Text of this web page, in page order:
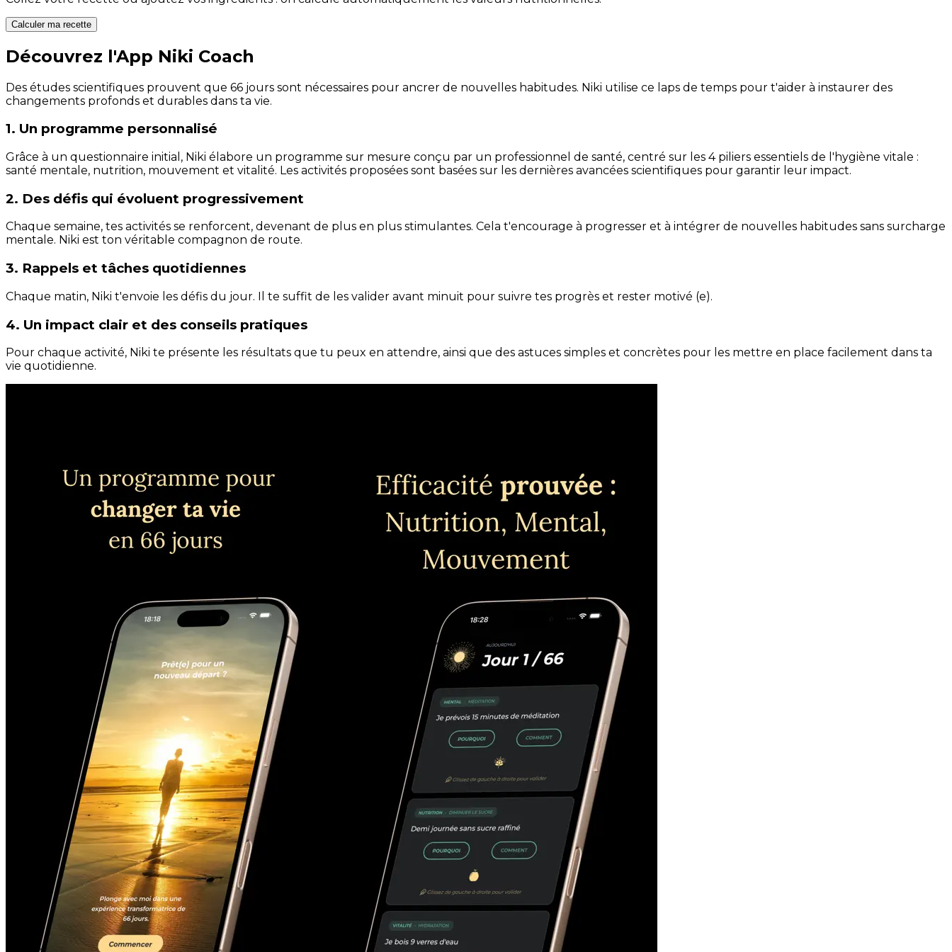
Calculer ma recette
Découvrez l'App Niki Coach
Des études scientifiques prouvent que 66 jours sont nécessaires pour ancrer de nouvelles habitudes. Niki utilise ce laps de temps pour t'aider à instaurer des
changements profonds et durables dans ta vie.
1. Un programme personnalisé
Grâce à un questionnaire initial, Niki élabore un programme sur mesure conçu par un professionnel de santé, centré sur les 4 piliers essentiels de l'hygiène vitale :
santé mentale, nutrition, mouvement et vitalité. Les activités proposées sont basées sur les dernières avancées scientifiques pour garantir leur impact.
2. Des défis qui évoluent progressivement
Chaque semaine, tes activités se renforcent, devenant de plus en plus stimulantes. Cela t'encourage à progresser et à intégrer de nouvelles habitudes sans surcharge
mentale. Niki est ton véritable compagnon de route.
3. Rappels et tâches quotidiennes
Chaque matin, Niki t'envoie les défis du jour. Il te suffit de les valider avant minuit pour suivre tes progrès et rester motivé (e).
4. Un impact clair et des conseils pratiques
Pour chaque activité, Niki te présente les résultats que tu peux en attendre, ainsi que des astuces simples et concrètes pour les mettre en place facilement dans ta
vie quotidienne.